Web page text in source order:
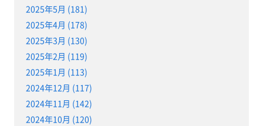
2025年5月 (181)
2025年4月 (178)
2025年3月 (130)
2025年2月 (119)
2025年1月 (113)
2024年12月 (117)
2024年11月 (142)
2024年10月 (120)